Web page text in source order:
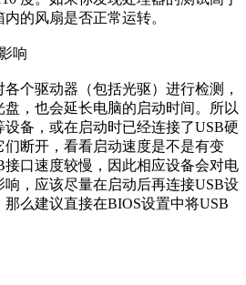
的风扇是否正常运转。
响
各个驱动器（包括光驱）进行检测，
，也会延长电脑的启动时间。所以
备，或在启动时已经连接了USB硬
断开，看看启动速度是不是有变
口速度较慢，因此相应设备会对电
，应该尽量在启动后再连接USB设
么建议直接在BIOS设置中将USB